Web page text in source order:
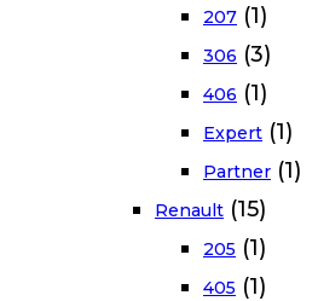
207 (1)
306 (3)
406 (1)
Expert (1)
Partner (1)
Renault (15)
205 (1)
405 (1)